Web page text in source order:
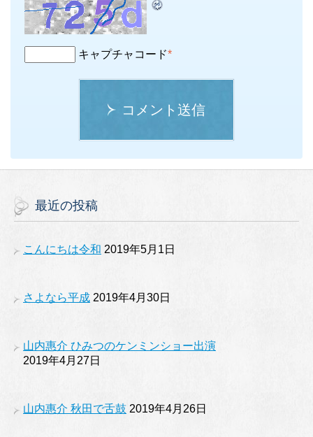
キャプチャコード*
コメント送信
最近の投稿
こんにちは令和 2019年5月1日
さよなら平成 2019年4月30日
山内惠介 ひみつのケンミンショー出演
2019年4月27日
山内惠介 秋田で舌鼓 2019年4月26日